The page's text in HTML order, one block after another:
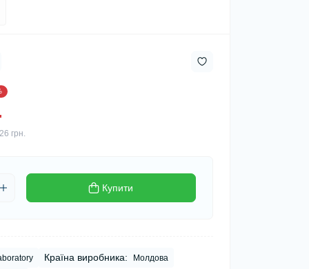
грн.
Купити
Країна виробника: Молдова